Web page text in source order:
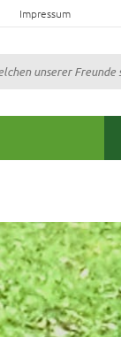
Impressum